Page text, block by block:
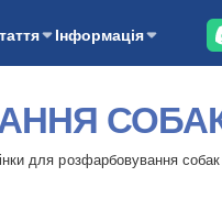
Інформація
для розфарбовування собак